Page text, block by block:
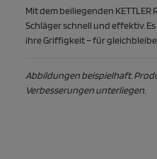
Mit dem beiliegenden
Schläger schnell und effektiv.
ihre Griffigkeit – für
Abbildungen beispielhaft.
Verbesserungen unterliegen.